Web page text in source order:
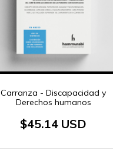
Carranza - Discapacidad y
Derechos humanos
$45.14 USD